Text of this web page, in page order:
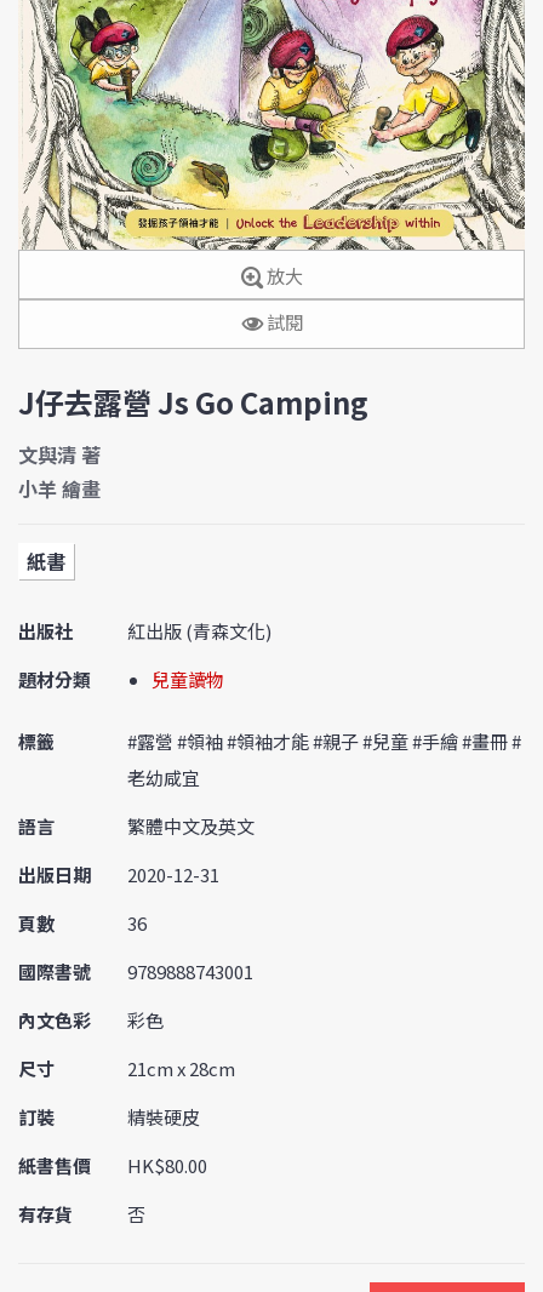
放大
試閱
J仔去露營 Js Go Camping
文與清 著
小羊 繪畫
紙書
出版社
紅出版 (青森文化)
題材分類
兒童讀物
標籤
#露營 #領袖 #領袖才能 #親子 #兒童 #手繪 #畫冊 #
老幼咸宜
語言
繁體中文及英文
出版日期
2020-12-31
頁數
36
國際書號
9789888743001
內文色彩
彩色
尺寸
21cm x 28cm
訂裝
精裝硬皮
紙書售價
HK$80.00
有存貨
否